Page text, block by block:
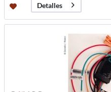
Detalles